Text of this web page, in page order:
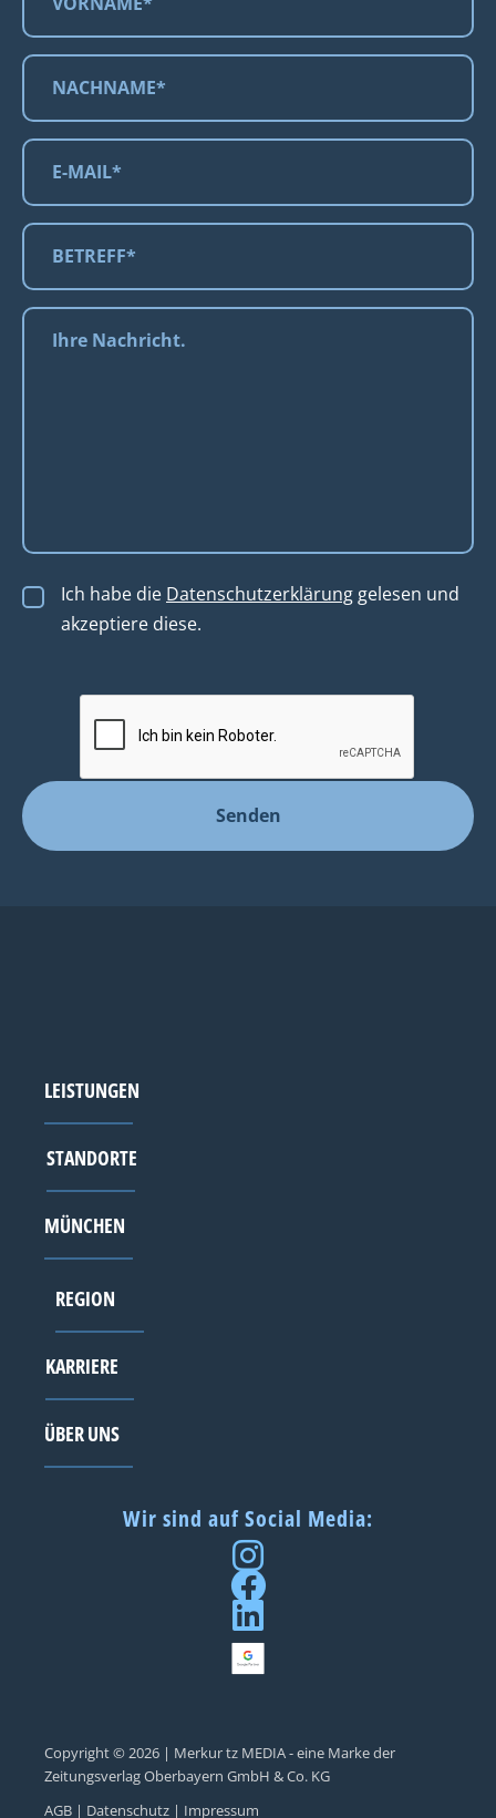
Ich habe die Datenschutzerklärung gelesen und
akzeptiere diese.
LEISTUNGEN
STANDORTE
MÜNCHEN
REGION
KARRIERE
ÜBER UNS
Wir sind auf Social Media:
Copyright © 2026 | Merkur tz MEDIA - eine Marke der
Zeitungsverlag Oberbayern GmbH & Co. KG
AGB | Datenschutz | Impressum